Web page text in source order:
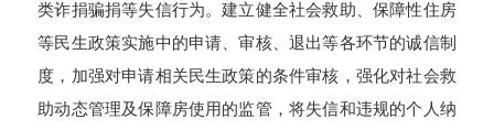
类诈捐骗捐等失信行为。建立健全社会救助、保障性住房
等民生政策实施中的申请、审核、退出等各环节的诚信制
度，加强对申请相关民生政策的条件审核，强化对社会救
助动态管理及保障房使用的监管，将失信和违规的个人纳